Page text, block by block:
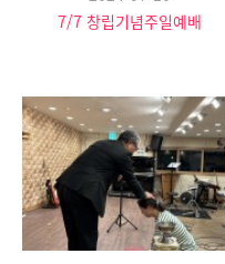
7/7 창립기념주일예배